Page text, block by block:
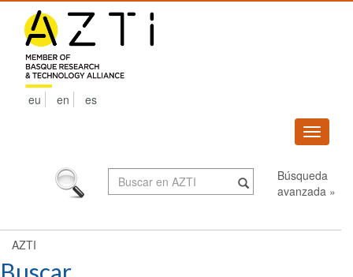
navigation
eu en es
Búsqueda
avanzada »
AZTI